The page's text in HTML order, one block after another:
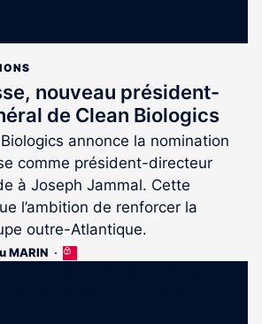
nouveau président-
de Clean Biologics
annonce la nomination
comme président-directeur
à Joseph Jammal. Cette
l’ambition de renforcer la
outre-Atlantique.
MARIN
Cet